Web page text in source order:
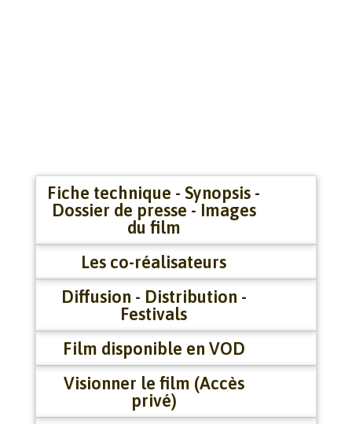
Fiche technique - Synopsis -
Dossier de presse - Images
du film
Les co-réalisateurs
Diffusion - Distribution -
Festivals
Film disponible en VOD
Visionner le film (Accès
privé)